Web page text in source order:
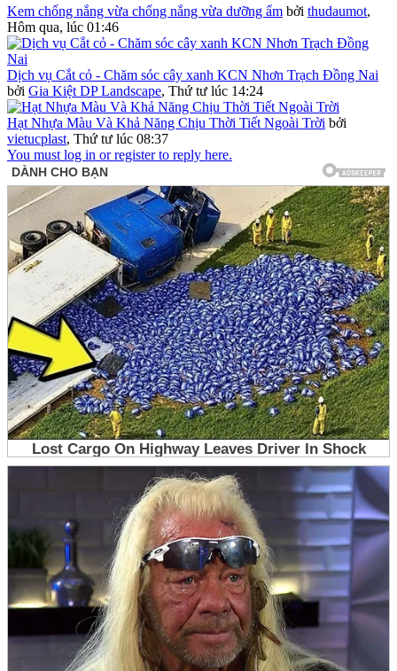
Kem chống nắng vừa chống nắng vừa dưỡng ẩm bởi thudaumot,
Hôm qua, lúc 01:46
Dịch vụ Cắt cỏ - Chăm sóc cây xanh KCN Nhơn Trạch Đồng Nai
bởi Gia Kiệt DP Landscape, Thứ tư lúc 14:24
Hạt Nhựa Màu Và Khả Năng Chịu Thời Tiết Ngoài Trời bởi
vietucplast, Thứ tư lúc 08:37
You must log in or register to reply here.